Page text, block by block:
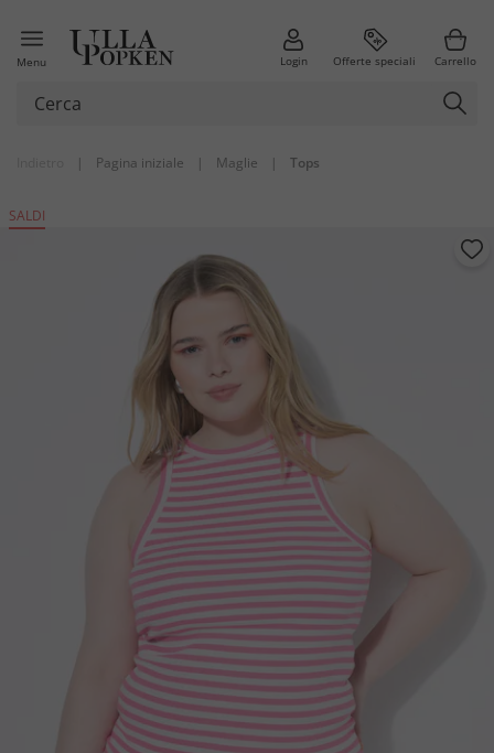
Menu Login Offerte speciali Carrello
| Pagina iniziale | Maglie | Tops
SALDI